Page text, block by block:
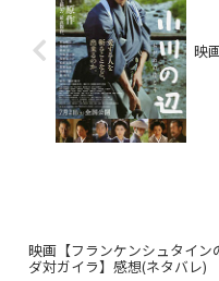
映
映画【フランケンシュタイン
ダ対ガイラ】感想(ネタバレ)